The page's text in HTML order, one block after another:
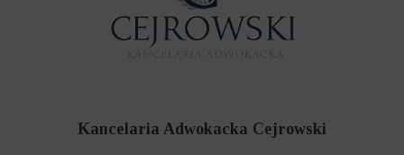
Kancelaria Adwokacka Cejrowski